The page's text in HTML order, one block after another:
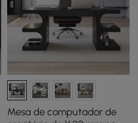
Mesa de computador de